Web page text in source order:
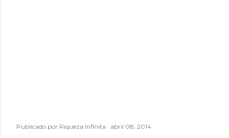
Publicado por Riqueza Infinita abril 08, 2014